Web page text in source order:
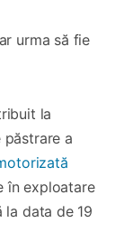
urma să fie
la
a
în exploatare
data de 19